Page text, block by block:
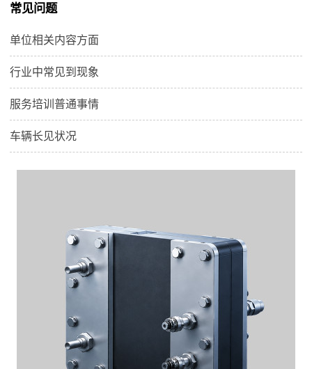
常见问题
单位相关内容方面
行业中常见到现象
服务培训普通事情
车辆长见状况